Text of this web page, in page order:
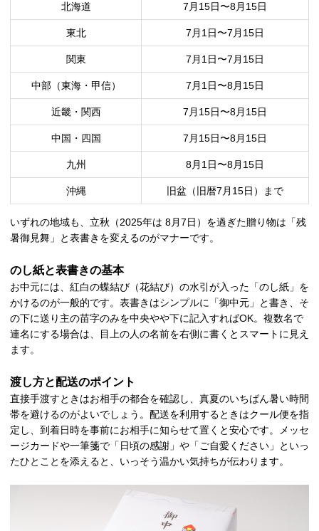
北海道 7月15日〜8月15日
東北 7月1日〜7月15日
関東 7月1日〜7月15日
中部（東海・甲信） 7月1日〜8月15日
近畿・関西 7月15日〜8月15日
中国・四国 7月15日〜8月15日
九州 8月1日〜8月15日
沖縄 旧盆（旧暦7月15日）まで
いずれの地域も、立秋（2025年は 8月7日）を過ぎた贈り物は「残
暑御見舞」と表書きを変えるのがマナーです。
のし紙と表書きの基本
お中元には、紅白の蝶結び（花結び）の水引が入った「のし紙」を
かけるのが一般的です。表書きはシンプルに「御中元」と書き、そ
の下に送り主の苗字のみを中央やや下に記入すればOK。複数名で
連名にする場合は、目上の人の名前を右側に書くとスマートに見え
ます。
渡し方と配送のポイント
直接手渡すときはお相手の都合を確認し、真夏のいちばん暑い時間
帯を避けるのがよいでしょう。配送を利用するときはクール便を指
定し、到着日時を事前にお相手に知らせて置くと安心です。メッセ
ージカードや一筆箋で「日頃の感謝」や「ご自愛ください」といっ
たひとことを添えると、いっそう温かい気持ちが伝わります。